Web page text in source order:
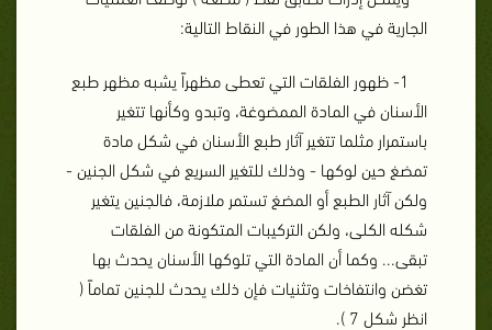
الجارية في هذا الطور في النقاط التالية:
1- ظهور الفلقات التي تعطى مظهراً يشبه مظهر طبع
الأسنان في المادة الممضوغة، وتبدو وكأنها تتغير
باستمرار مثلما تتغير آثار طبع الأسنان في شكل مادة
تمضغ حين لوكها - وذلك للتغير السريع في شكل الجنين -
ولكن آثار الطبع أو المضغ تستمر ملازمة، فالجنين يتغير
شكله الكلى، ولكن التركيبات المتكونة من الفلقات
تبقى... وكما أن المادة التي تلوكها الأسنان يحدث بها
تغضن وانتفاخات وتثنيات فإن ذلك يحدث للجنين تماماً (
انظر شكل 7 ).